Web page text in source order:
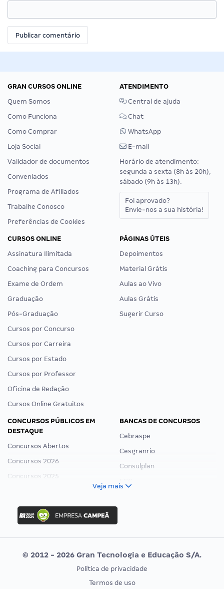
GRAN CURSOS ONLINE
Quem Somos
Como Funciona
Como Comprar
Loja Social
Validador de documentos
Conveniados
Programa de Afiliados
Trabalhe Conosco
Preferências de Cookies
ATENDIMENTO
Central de ajuda
Chat
WhatsApp
E-mail
Horário de atendimento:
segunda a sexta (8h às 20h),
sábado (9h às 13h).
Foi aprovado?
Envie-nos a sua história!
CURSOS ONLINE
Assinatura Ilimitada
Coaching para Concursos
Exame de Ordem
Graduação
Pós-Graduação
Cursos por Concurso
Cursos por Carreira
Cursos por Estado
Cursos por Professor
Oficina de Redação
Cursos Online Gratuitos
PÁGINAS ÚTEIS
Depoimentos
Material Grátis
Aulas ao Vivo
Aulas Grátis
Sugerir Curso
CONCURSOS PÚBLICOS EM
DESTAQUE
Concursos Abertos
Concursos 2026
Concursos 2025
Concurso Ibama
Concurso MPU
Editais publicados
BANCAS DE CONCURSOS
Cebraspe
Cesgranrio
Consulplan
Vunesp
CONCURSOS POR PROFISSÃO
EXAME DE ORDEM
Veja mais
© 2012 - 2026 Gran Tecnologia e Educação S/A.
Política de privacidade
Termos de uso